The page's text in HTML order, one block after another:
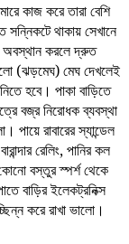
কাজ করে তারা বেশি
থাকায় সেখানে
অবস্থান করলে দ্রুত
(ঝড়মেঘ) মেঘ দেখলেই
হবে। পাকা বাড়িতে
বজ্র নিরোধক ব্যবস্থা
রাবারের স্যান্ডেল
রেলিং, পানির কল
বস্তুর স্পর্শ থেকে
বাড়ির ইলেকট্রনিক্স
করে রাখা ভালো।